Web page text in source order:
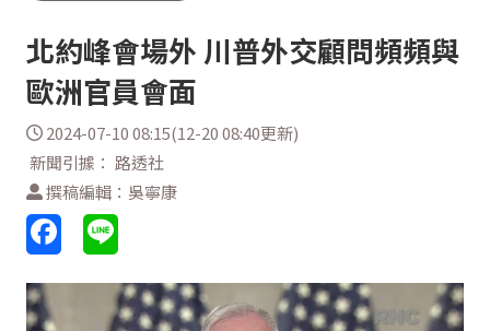
北約峰會場外 川普外交顧問頻頻與
歐洲官員會面
2024-07-10 08:15(12-20 08:40更新)
新聞引據： 路透社
撰稿編輯：吳寧康